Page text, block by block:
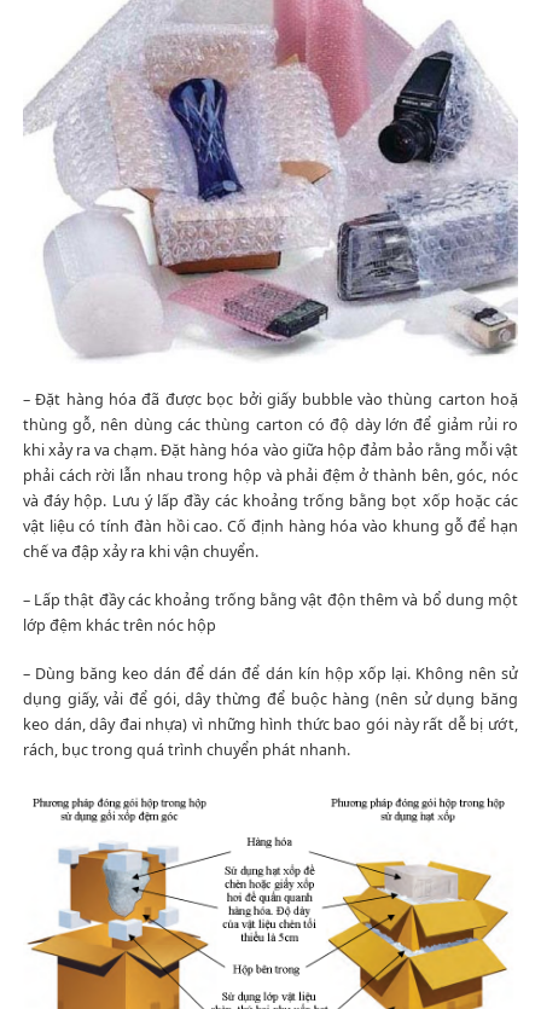
– Đặt hàng hóa đã được bọc bởi giấy bubble vào thùng carton hoặ
thùng gỗ, nên dùng các thùng carton có độ dày lớn để giảm rủi ro
khi xảy ra va chạm. Đặt hàng hóa vào giữa hộp đảm bảo rằng mỗi vật
phải cách rời lẫn nhau trong hộp và phải đệm ở thành bên, góc, nóc
và đáy hộp. Lưu ý lấp đầy các khoảng trống bằng bọt xốp hoặc các
vật liệu có tính đàn hồi cao. Cố định hàng hóa vào khung gỗ để hạn
chế va đập xảy ra khi vận chuyển.
– Lấp thật đầy các khoảng trống bằng vật độn thêm và bổ dung một
lớp đệm khác trên nóc hộp
– Dùng băng keo dán để dán để dán kín hộp xốp lại. Không nên sử
dụng giấy, vải để gói, dây thừng để buộc hàng (nên sử dụng băng
keo dán, dây đai nhựa) vì những hình thức bao gói này rất dễ bị ướt,
rách, bục trong quá trình chuyển phát nhanh.